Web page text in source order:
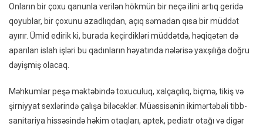
Onların bir çoxu qanunla verilən hökmün bir neçə ilini artıq geridə
qoyublar, bir çoxunu azadlıqdan, açıq səmadan qısa bir müddət
ayırır. Ümid edirik ki, burada keçirdikləri müddətdə, həqiqətən də
aparılan islah işləri bu qadınların həyatında nələrisə yaxşılığa doğru
dəyişmiş olacaq.
Məhkumlar peşə məktəbində toxuculuq, xalçaçılıq, biçmə, tikiş və
şirniyyat sexlərində çalışa biləcəklər. Müəssisənin ikimərtəbəli tibb-
sanitariya hissəsində həkim otaqları, aptek, pediatr otağı və digər